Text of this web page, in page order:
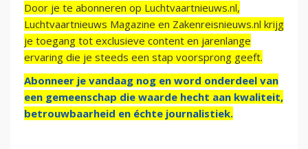
Door je te abonneren op Luchtvaartnieuws.nl,
Luchtvaartnieuws Magazine en Zakenreisnieuws.nl krijg
je toegang tot exclusieve content en jarenlange
ervaring die je steeds een stap voorsprong geeft.
Abonneer je vandaag nog en word onderdeel van
een gemeenschap die waarde hecht aan kwaliteit,
betrouwbaarheid en échte journalistiek.